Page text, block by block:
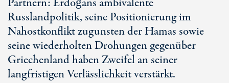
Russlandpolitik, seine Positionierung im
Nahostkonflikt zugunsten der Hamas sowie
seine wiederholten Drohungen gegenüber
Griechenland haben Zweifel an seiner
langfristigen Verlässlichkeit verstärkt.